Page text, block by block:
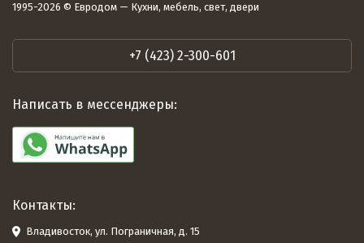
1995-2026 © Евродом — Кухни, мебель, свет, двери
+7 (423) 2-300-601
Написать в мессенджеры:
Контакты:
Владивосток, ул. Пограничная, д. 15